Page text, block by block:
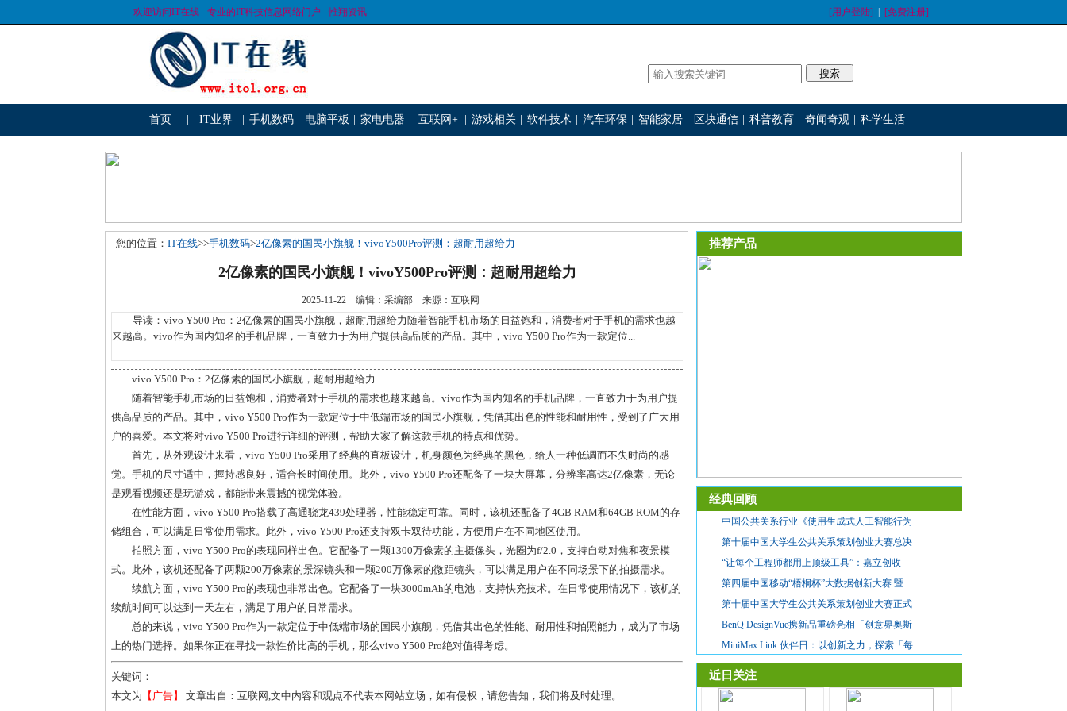
欢迎访问IT在线 - 专业的IT科技信息网络门户 - 惟翔资讯 [用户登陆] [免费注册]
首页 IT业界 手机数码 电脑平板 家电电器 互联网+ 游戏相关 软件技术 汽车环保 智能家居 区块通信 科普教育 奇闻奇观 科学生活
您的位置： IT在线>>手机数码>2亿像素的国民小旗舰！vivoY500Pro评测：超耐用超给力
2亿像素的国民小旗舰！vivoY500Pro评测：超耐用超给力
2025-11-22 编辑：采编部 来源：互联网
导读：vivo Y500 Pro：2亿像素的国民小旗舰，超耐用超给力随着智能手机市场的日益饱和，消费者对于手机的需求也越
来越高。vivo作为国内知名的手机品牌，一直致力于为用户提供高品质的产品。其中，vivo Y500 Pro作为一款定位...
vivo Y500 Pro：2亿像素的国民小旗舰，超耐用超给力
随着智能手机市场的日益饱和，消费者对于手机的需求也越来越高。vivo作为国内知名的手机品牌，一直致力于为用户提
供高品质的产品。其中，vivo Y500 Pro作为一款定位于中低端市场的国民小旗舰，凭借其出色的性能和耐用性，受到了广大用
户的喜爱。本文将对vivo Y500 Pro进行详细的评测，帮助大家了解这款手机的特点和优势。
首先，从外观设计来看，vivo Y500 Pro采用了经典的直板设计，机身颜色为经典的黑色，给人一种低调而不失时尚的感
觉。手机的尺寸适中，握持感良好，适合长时间使用。此外，vivo Y500 Pro还配备了一块大屏幕，分辨率高达2亿像素，无论
是观看视频还是玩游戏，都能带来震撼的视觉体验。
在性能方面，vivo Y500 Pro搭载了高通骁龙439处理器，性能稳定可靠。同时，该机还配备了4GB RAM和64GB ROM的存
储组合，可以满足日常使用需求。此外，vivo Y500 Pro还支持双卡双待功能，方便用户在不同地区使用。
拍照方面，vivo Y500 Pro的表现同样出色。它配备了一颗1300万像素的主摄像头，光圈为f/2.0，支持自动对焦和夜景模
式。此外，该机还配备了两颗200万像素的景深镜头和一颗200万像素的微距镜头，可以满足用户在不同场景下的拍摄需求。
续航方面，vivo Y500 Pro的表现也非常出色。它配备了一块3000mAh的电池，支持快充技术。在日常使用情况下，该机的
续航时间可以达到一天左右，满足了用户的日常需求。
总的来说，vivo Y500 Pro作为一款定位于中低端市场的国民小旗舰，凭借其出色的性能、耐用性和拍照能力，成为了市场
上的热门选择。如果你正在寻找一款性价比高的手机，那么vivo Y500 Pro绝对值得考虑。
关键词：
本文为 【广告】 文章出自：互联网,文中内容和观点不代表本网站立场，如有侵权，请您告知，我们将及时处理。
推荐产品
经典回顾
中国公共关系行业《使用生成式人工智能行为
第十届中国大学生公共关系策划创业大赛总决
“让每个工程师都用上顶级工具”：嘉立创收
第四届中国移动“梧桐杯”大数据创新大赛 暨
第十届中国大学生公共关系策划创业大赛正式
BenQ DesignVue携新品重磅亮相「创意界奥斯
MiniMax Link 伙伴日：以创新之力，探索「每
近日关注